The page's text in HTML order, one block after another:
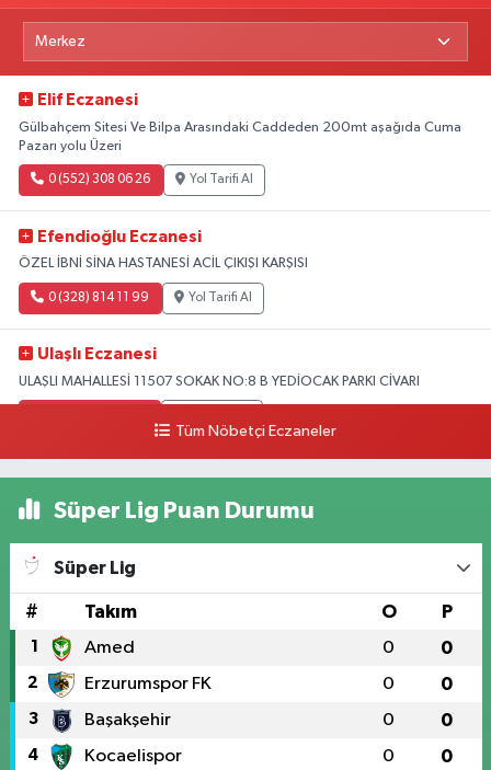
Elif Eczanesi
Gülbahçem Sitesi Ve Bilpa Arasındaki Caddeden 200mt aşağıda Cuma
Pazarı yolu Üzeri
0 (552) 308 06 26 Yol Tarifi Al
Efendioğlu Eczanesi
ÖZEL İBNİ SİNA HASTANESİ ACİL ÇIKIŞI KARŞISI
0 (328) 814 11 99 Yol Tarifi Al
Ulaşlı Eczanesi
ULAŞLI MAHALLESİ 11507 SOKAK NO:8 B YEDİOCAK PARKI CİVARI
Tüm Nöbetçi Eczaneler
Süper Lig Puan Durumu
Süper Lig
# Takım O P
1 Amed 0 0
2 Erzurumspor FK 0 0
3 Başakşehir 0 0
4 Kocaelispor 0 0